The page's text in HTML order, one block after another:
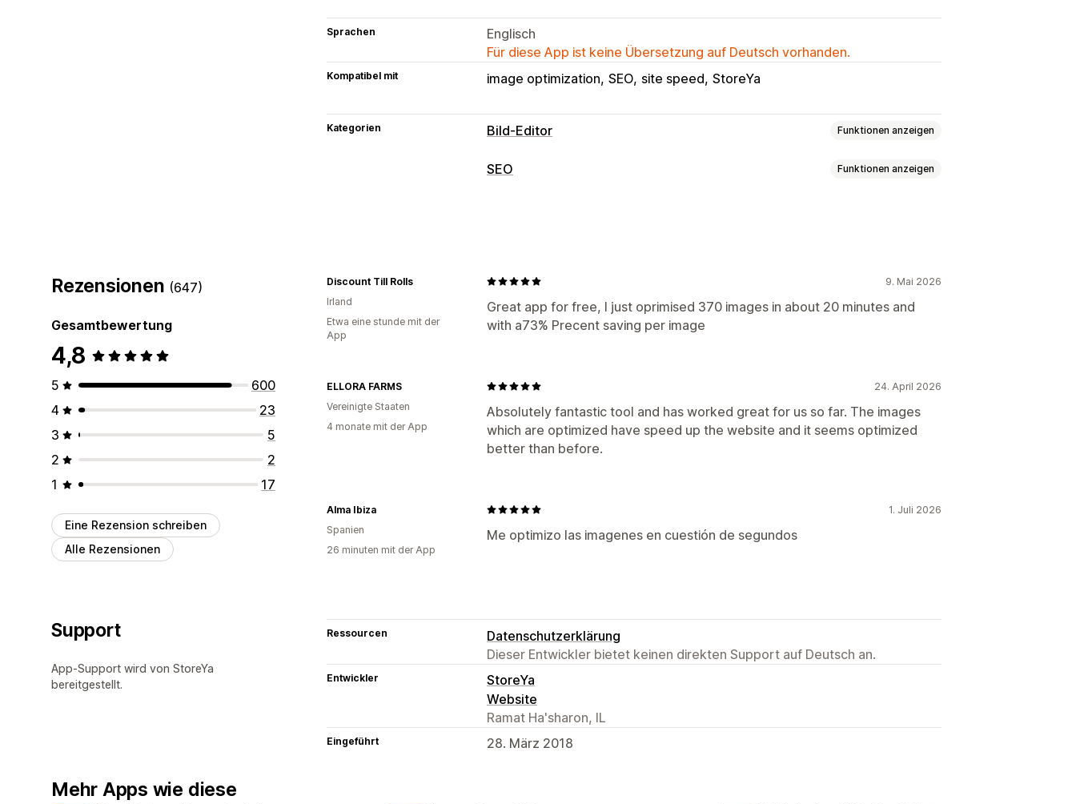
Sprachen
Englisch
Für diese App ist keine Übersetzung auf Deutsch vorhanden.
Kompatibel mit image optimization SEO site speed StoreYa
Kategorien Bild-Editor Funktionen anzeigen
Bildoptimierung
SEO Funktionen anzeigen
Leistungsüberwachung
SEO-Wertung Audits Analysen
Rezensionen (647)
Gesamtbewertung
4,8
5
600
4
23
3
5
2
2
1
17
Eine Rezension schreiben
Alle Rezensionen
9. Mai 2026
Great app for free, I just oprimised 370 images in about 20 minutes and
with a73% Precent saving per image
Discount Till Rolls
Irland
Etwa eine stunde mit der
App
24. April 2026
Absolutely fantastic tool and has worked great for us so far. The images
which are optimized have speed up the website and it seems optimized
better than before.
ELLORA FARMS
Vereinigte Staaten
4 monate mit der App
1. Juli 2026
Me optimizo las imagenes en cuestión de segundos
Alma Ibiza
Spanien
26 minuten mit der App
Support
App-Support wird von StoreYa
bereitgestellt.
Ressourcen
Datenschutzerklärung
Dieser Entwickler bietet keinen direkten Support auf Deutsch an.
Entwickler
StoreYa
Website
Ramat Ha'sharon, IL
Eingeführt 28. März 2018
Mehr Apps wie diese